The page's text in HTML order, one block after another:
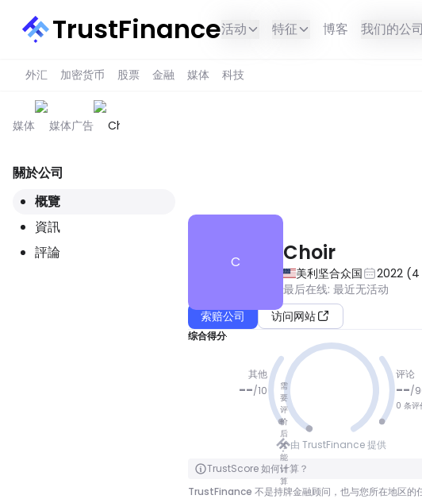
TrustFinance活动 特征 博客 我们的公司
外汇 加密货币 股票 金融 媒体 科技
媒体 媒体广告 Choir
關於公司
概覽
資訊
評論
C Choir
美利坚合众国 2022 (4
最后在线: 最近无活动
索赔公司
访问网站
综合得分
其他
--/10
需
要
评
价
后
才
能
计
算
没有分数
点击翻转
评论
--/
0 条评
由 TrustFinance 提供
TrustScore 如何计算？
TrustFinance 不是持牌金融顾问，也与您所在地区的